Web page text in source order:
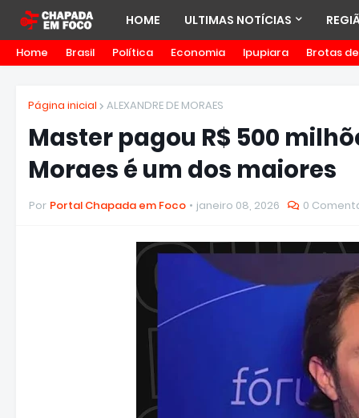
HOME ULTIMAS NOTÍCIAS
Home Brasil Política Economia Ipupiara Brotas
Página inicial ALEXANDRE DE MORAES
Master pagou R$ 500
Moraes é um dos maiores
Por Portal Chapada em Foco janeiro 08, 2026 0